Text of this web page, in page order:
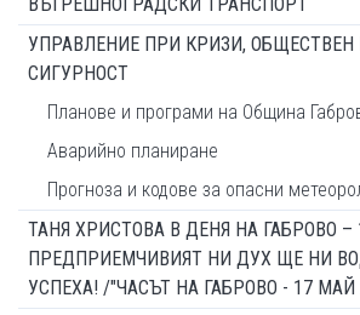
УПРАВЛЕНИЕ ПРИ КРИЗИ, ОБЩЕСТВЕН
СИГУРНОСТ
Планове и програми на Община
Аварийно планиране
Прогноза и кодове за опасни
ТАНЯ ХРИСТОВА В ДЕНЯ НА ГАБРОВО –
ПРЕДПРИЕМЧИВИЯТ НИ ДУХ ЩЕ НИ
УСПЕХА! /"ЧАСЪТ НА ГАБРОВО - 17 МАЙ